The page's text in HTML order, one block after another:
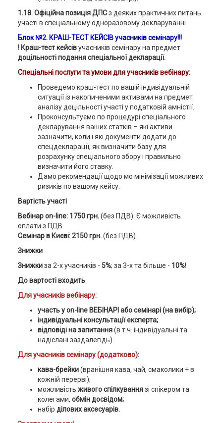
1.18. Офіційна позиція ДПСз деяких практичних питань
участі в спеціальному одноразовому декларуванні
Блок №2. КРАШ-ТЕСТ КЕЙСІВ учасників семінару!!!
! Краш-тест кейсівучасників семінару на предмет
доцільності подання спеціальної декларації.
Cпеціальні послуги та умови для учасників вебінару:
Проведемо краш-тест по вашій індивідуальній
ситуації із накопиченими активами на предмет
аналізу доцільності участі у податковій амністії.
Проконсультуємо по процедурі спеціального
декларування ваших статків – які активи
зазначити, коли і які документи додати до
спецдекларації, як визначити базу для
розрахунку спеціального збору і правильно
визначити його ставку.
Дамо рекомендації щодо мо мінімізації можливих
ризиків по вашому кейсу.
Вартість участі
Вебінар on-line: 1750 грн.(без ПДВ). Є можливість
оплати з ПДВ.
Семінар в Києві: 2150 грн.(без ПДВ).
Знижки
Знижкиза 2-х учасників - 5%; за 3-х та більше - 10%!
До вартості входить
Для учасників вебінару:
участь у on-line ВЕБІНАРІ або семінарі (на вибір);
індивідуальні консультації експерта;
відповіді на запитання(в т.ч. індивідуальні та
надіслані заздалегідь).
Для учасників семінару (додатково):
кава-брейки(вранішня кава, чай, смаколики + в
кожній перерві);
можливість живого спілкуваннязі спікером та
колегами, обмін досвідом;
набір ділових аксесуарів.